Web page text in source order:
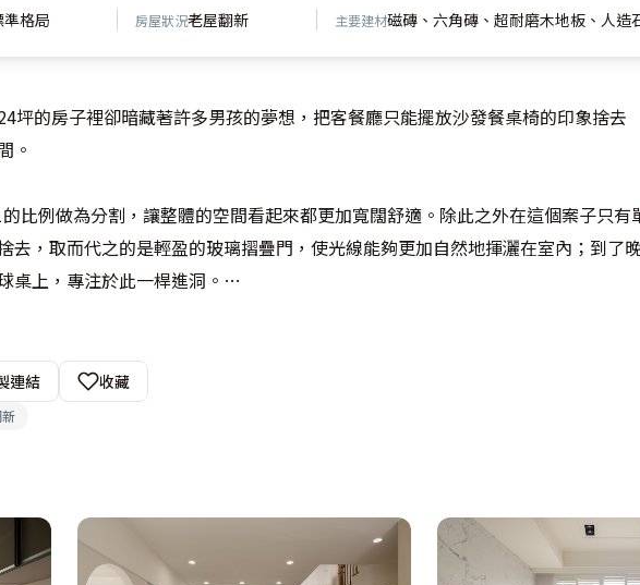
準格局 房屋狀況老屋翻新 主要建材磁磚、六角磚、超耐磨木地板、人造
坪的房子裡卻暗藏著許多男孩的夢想，把客餐廳只能擺放沙發餐桌椅的印象捨去
。
比例做為分割，讓整體的空間看起來都更加寬闊舒適。除此之外在這個案子只有
去，取而代之的是輕盈的玻璃摺疊門，使光線能夠更加自然地揮灑在室內；到了
桌上，專注於此一桿進洞。
種身處於湛藍的海邊沙灘慵懶地漫步在浪花之中，盡情地享受陽光帶來的色彩，
成多變的光線色彩蔓延到室內每一處，使得在不同視角會看到不同的空間感受；全
效果，達到整體感受動與靜的平衡。
連結
收藏